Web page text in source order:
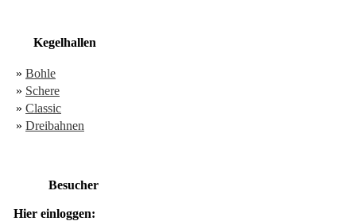
Kegelhallen
» Bohle
» Schere
» Classic
» Dreibahnen
Besucher
Hier einloggen: